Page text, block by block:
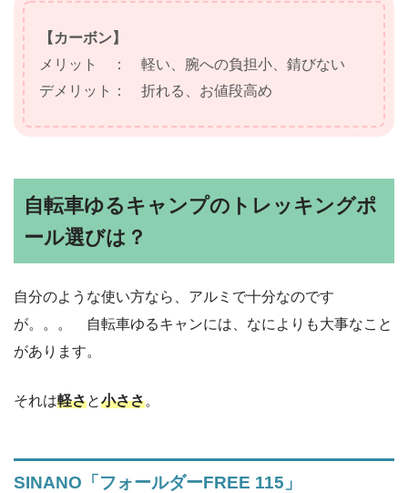
【カーボン】
メリット ： 軽い、腕への負担小、錆びない
デメリット： 折れる、お値段高め
自転車ゆるキャンプのトレッキングポ
ール選びは？
自分のような使い方なら、アルミで十分なのです
が。。。 自転車ゆるキャンには、なによりも大事なこと
があります。
それは軽さと小ささ。
SINANO「フォールダーFREE 115」